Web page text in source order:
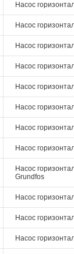
Насос
Насос
Насос
Насос
Насос
Насос
Насос
Насос
Насос
Grundfos
Насос
Насос
Насос